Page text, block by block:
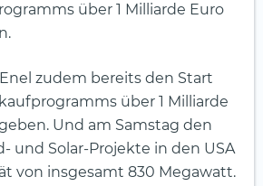
über 1 Milliarde Euro
zudem bereits den Start
über 1 Milliarde
Und am Samstag den
und Solar-Projekte in den USA
von insgesamt 830 Megawatt.